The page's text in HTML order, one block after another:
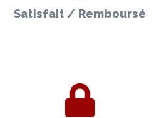
Satisfait / Remboursé